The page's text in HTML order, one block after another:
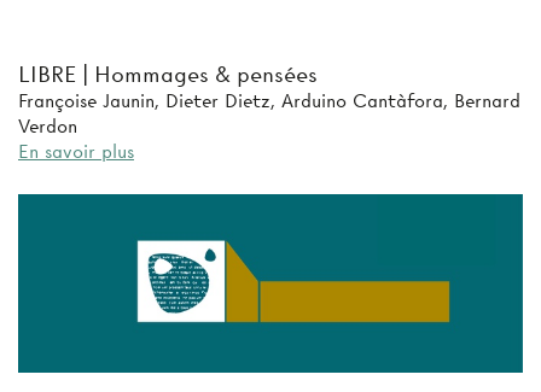
LIBRE | Hommages & pensées
Françoise Jaunin, Dieter Dietz, Arduino Cantàfora, Bernard
Verdon
En savoir plus